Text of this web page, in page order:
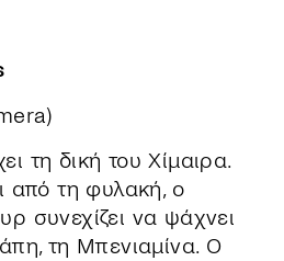
τη δική του Χίμαιρα.
από τη φυλακή, ο
συνεχίζει να ψάχνει
τη Μπενιαμίνα. Ο